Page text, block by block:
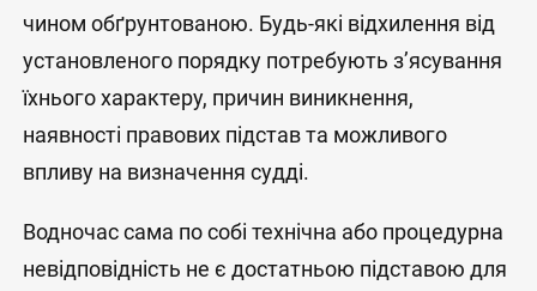
чином обґрунтованою. Будь-які відхилення від
установленого порядку потребують з’ясування
їхнього характеру, причин виникнення,
наявності правових підстав та можливого
впливу на визначення судді.
Водночас сама по собі технічна або процедурна
невідповідність не є достатньою підставою для